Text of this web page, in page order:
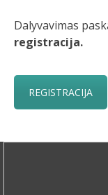
Dalyvavimas
registracija.
REGISTRACIJA